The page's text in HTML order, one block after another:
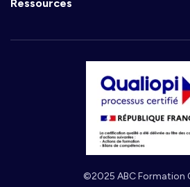
Ressources
©2025 ABC Formation